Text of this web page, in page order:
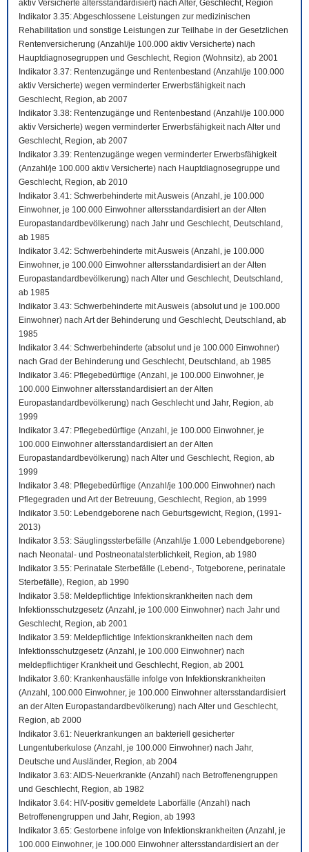
aktiv Versicherte altersstandardisiert) nach Alter, Geschlecht, Region
Indikator 3.35: Abgeschlossene Leistungen zur medizinischen
Rehabilitation und sonstige Leistungen zur Teilhabe in der Gesetzlichen
Rentenversicherung (Anzahl/je 100.000 aktiv Versicherte) nach
Hauptdiagnosegruppen und Geschlecht, Region (Wohnsitz), ab 2001
Indikator 3.37: Rentenzugänge und Rentenbestand (Anzahl/je 100.000
aktiv Versicherte) wegen verminderter Erwerbsfähigkeit nach
Geschlecht, Region, ab 2007
Indikator 3.38: Rentenzugänge und Rentenbestand (Anzahl/je 100.000
aktiv Versicherte) wegen verminderter Erwerbsfähigkeit nach Alter und
Geschlecht, Region, ab 2007
Indikator 3.39: Rentenzugänge wegen verminderter Erwerbsfähigkeit
(Anzahl/je 100.000 aktiv Versicherte) nach Hauptdiagnosegruppe und
Geschlecht, Region, ab 2010
Indikator 3.41: Schwerbehinderte mit Ausweis (Anzahl, je 100.000
Einwohner, je 100.000 Einwohner altersstandardisiert an der Alten
Europastandardbevölkerung) nach Jahr und Geschlecht, Deutschland,
ab 1985
Indikator 3.42: Schwerbehinderte mit Ausweis (Anzahl, je 100.000
Einwohner, je 100.000 Einwohner altersstandardisiert an der Alten
Europastandardbevölkerung) nach Alter und Geschlecht, Deutschland,
ab 1985
Indikator 3.43: Schwerbehinderte mit Ausweis (absolut und je 100.000
Einwohner) nach Art der Behinderung und Geschlecht, Deutschland, ab
1985
Indikator 3.44: Schwerbehinderte (absolut und je 100.000 Einwohner)
nach Grad der Behinderung und Geschlecht, Deutschland, ab 1985
Indikator 3.46: Pflegebedürftige (Anzahl, je 100.000 Einwohner, je
100.000 Einwohner altersstandardisiert an der Alten
Europastandardbevölkerung) nach Geschlecht und Jahr, Region, ab
1999
Indikator 3.47: Pflegebedürftige (Anzahl, je 100.000 Einwohner, je
100.000 Einwohner altersstandardisiert an der Alten
Europastandardbevölkerung) nach Alter und Geschlecht, Region, ab
1999
Indikator 3.48: Pflegebedürftige (Anzahl/je 100.000 Einwohner) nach
Pflegegraden und Art der Betreuung, Geschlecht, Region, ab 1999
Indikator 3.50: Lebendgeborene nach Geburtsgewicht, Region, (1991-
2013)
Indikator 3.53: Säuglingssterbefälle (Anzahl/je 1.000 Lebendgeborene)
nach Neonatal- und Postneonatalsterblichkeit, Region, ab 1980
Indikator 3.55: Perinatale Sterbefälle (Lebend-, Totgeborene, perinatale
Sterbefälle), Region, ab 1990
Indikator 3.58: Meldepflichtige Infektionskrankheiten nach dem
Infektionsschutzgesetz (Anzahl, je 100.000 Einwohner) nach Jahr und
Geschlecht, Region, ab 2001
Indikator 3.59: Meldepflichtige Infektionskrankheiten nach dem
Infektionsschutzgesetz (Anzahl, je 100.000 Einwohner) nach
meldepflichtiger Krankheit und Geschlecht, Region, ab 2001
Indikator 3.60: Krankenhausfälle infolge von Infektionskrankheiten
(Anzahl, 100.000 Einwohner, je 100.000 Einwohner altersstandardisiert
an der Alten Europastandardbevölkerung) nach Alter und Geschlecht,
Region, ab 2000
Indikator 3.61: Neuerkrankungen an bakteriell gesicherter
Lungentuberkulose (Anzahl, je 100.000 Einwohner) nach Jahr,
Deutsche und Ausländer, Region, ab 2004
Indikator 3.63: AIDS-Neuerkrankte (Anzahl) nach Betroffenengruppen
und Geschlecht, Region, ab 1982
Indikator 3.64: HIV-positiv gemeldete Laborfälle (Anzahl) nach
Betroffenengruppen und Jahr, Region, ab 1993
Indikator 3.65: Gestorbene infolge von Infektionskrankheiten (Anzahl, je
100.000 Einwohner, je 100.000 Einwohner altersstandardisiert an der